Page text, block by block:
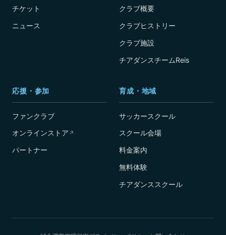
チケット
ニュース
クラブ概要
クラブヒストリー
クラブ施設
チアダンスチームReis
応援・参加
ファンクラブ
オンラインストア ↗
パートナー
育成・地域
サッカースクール
スクール会場
料金案内
無料体験
チアダンススクール